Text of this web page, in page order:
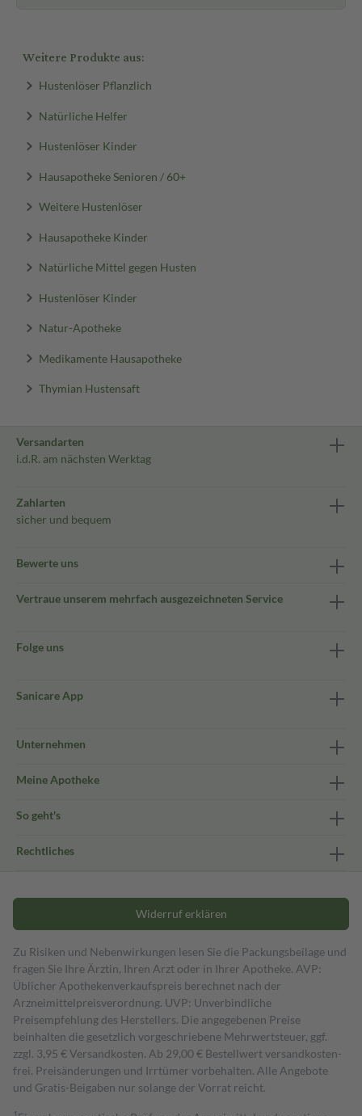
Weitere Produkte aus:
Hustenlöser Pflanzlich
Natürliche Helfer
Hustenlöser Kinder
Hausapotheke Senioren / 60+
Weitere Hustenlöser
Hausapotheke Kinder
Natürliche Mittel gegen Husten
Hustenlöser Kinder
Natur-Apotheke
Medikamente Hausapotheke
Thymian Hustensaft
Versandarten
i.d.R. am nächsten Werktag
Zahlarten
sicher und bequem
Bewerte uns
Vertraue unserem mehrfach ausgezeichneten Service
Folge uns
Sanicare App
Unternehmen
Meine Apotheke
So geht's
Rechtliches
Widerruf erklären
Zu Risiken und Nebenwirkungen lesen Sie die Packungsbeilage und
fragen Sie Ihre Ärztin, Ihren Arzt oder in Ihrer Apotheke. AVP:
Üblicher Apothekenverkaufspreis berechnet nach der
Arzneimittelpreisverordnung. UVP: Unverbindliche
Preisempfehlung des Herstellers. Die angegebenen Preise
beinhalten die gesetzlich vorgeschriebene Mehrwertsteuer, ggf.
zzgl. 3,95 € Versandkosten. Ab 29,00 € Bestell­wert versand­kosten­
frei. Preisänderungen und Irrtümer vorbehalten. Alle Angebote
und Gratis-Beigaben nur solange der Vorrat reicht.